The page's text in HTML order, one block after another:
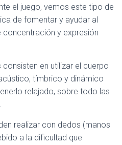
el juego, vemos este tipo de
de fomentar y ayudar al
concentración y expresión
en utilizar el cuerpo
tímbrico y dinámico
relajado, sobre todo las
realizar con dedos (manos
a la dificultad que